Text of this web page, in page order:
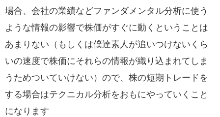
場合、会社の業績などファンダメンタル分析に使う
ような情報の影響で株価がすぐに動くということは
あまりない（もしくは僕達素人が追いつけないくら
いの速度で株価にそれらの情報が織り込まれてしま
うためついていけない）ので、株の短期トレードを
する場合はテクニカル分析をおもにやっていくこと
になります